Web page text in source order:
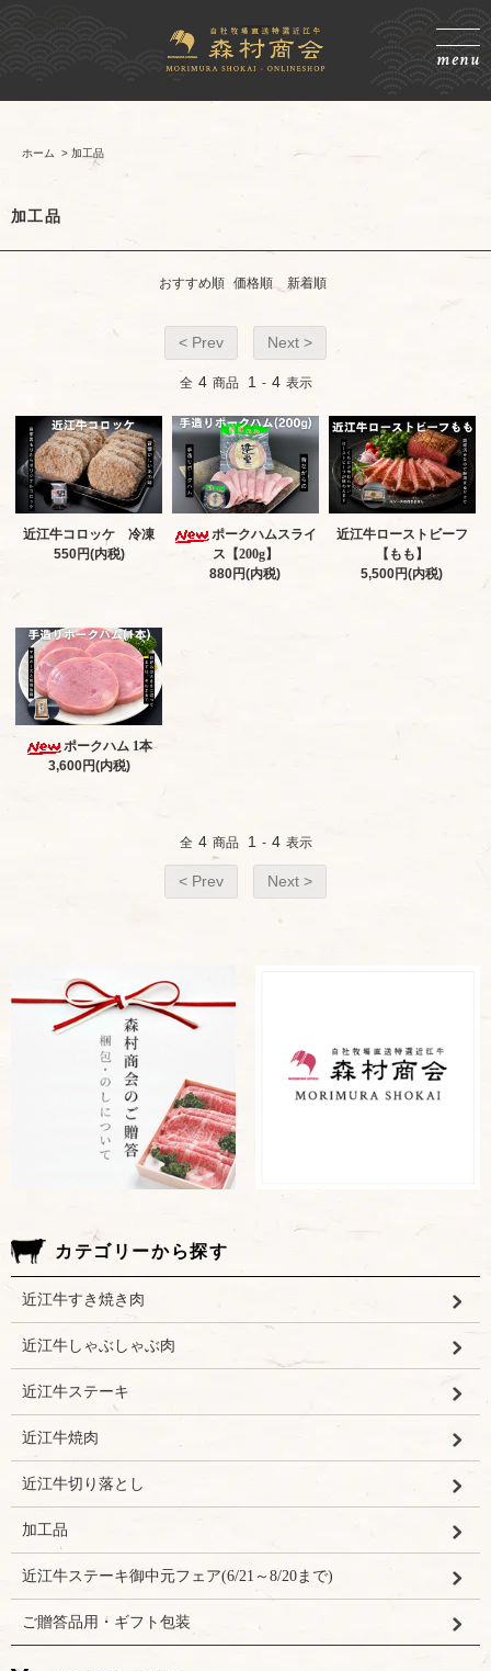
menu
ホーム > 加工品
加工品
おすすめ順 価格順 新着順
< Prev Next >
全 4 商品 1 - 4 表示
近江牛コロッケ 冷凍
550円(内税)
ポークハムスライ
ス【200g】
880円(内税)
近江牛ローストビーフ
【もも】
5,500円(内税)
ポークハム 1本
3,600円(内税)
全 4 商品 1 - 4 表示
< Prev Next >
カテゴリーから探す
近江牛すき焼き肉
近江牛しゃぶしゃぶ肉
近江牛ステーキ
近江牛焼肉
近江牛切り落とし
加工品
近江牛ステーキ御中元フェア(6/21～8/20まで)
ご贈答品用・ギフト包装